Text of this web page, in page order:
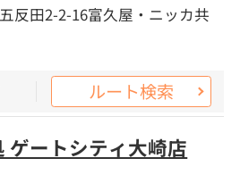
反田2-2-16富久屋・ニッカ共
ルート検索
ゲートシティ大崎店